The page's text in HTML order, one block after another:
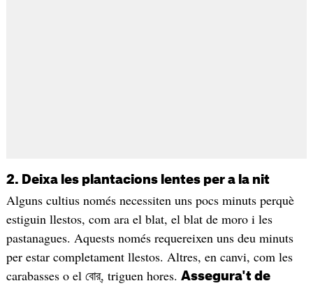
2. Deixa les plantacions lentes per a la nit
Alguns cultius només necessiten uns pocs minuts perquè
estiguin llestos, com ara el blat, el blat de moro i les
pastanagues. Aquests només requereixen uns deu minuts
per estar completament llestos. Altres, en canvi, com les
carabasses o el বোর্, triguen hores. Assegura't de